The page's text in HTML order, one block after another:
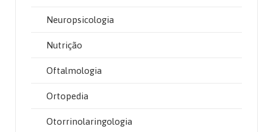
Neuropsicologia
Nutrição
Oftalmologia
Ortopedia
Otorrinolaringologia